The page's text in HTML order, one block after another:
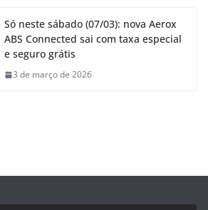
Só neste sábado (07/03): nova Aerox
ABS Connected sai com taxa especial
e seguro grátis
3 de março de 2026